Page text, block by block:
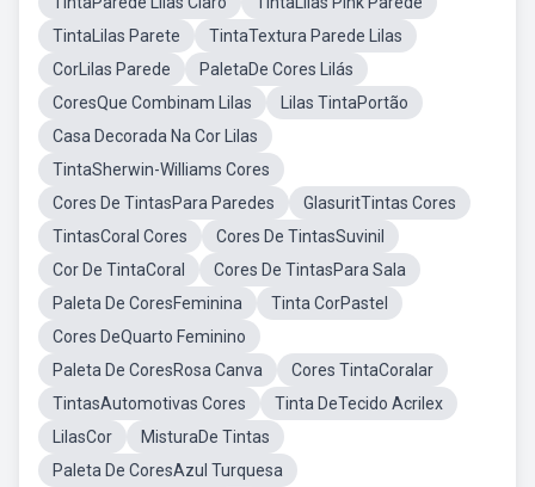
TintaLilas Parete
TintaTextura Parede Lilas
CorLilas Parede
PaletaDe Cores Lilás
CoresQue Combinam Lilas
Lilas TintaPortão
Casa Decorada Na Cor Lilas
TintaSherwin-Williams Cores
Cores De TintasPara Paredes
GlasuritTintas Cores
TintasCoral Cores
Cores De TintasSuvinil
Cor De TintaCoral
Cores De TintasPara Sala
Paleta De CoresFeminina
Tinta CorPastel
Cores DeQuarto Feminino
Paleta De CoresRosa Canva
Cores TintaCoralar
TintasAutomotivas Cores
Tinta DeTecido Acrilex
LilasCor
MisturaDe Tintas
Paleta De CoresAzul Turquesa